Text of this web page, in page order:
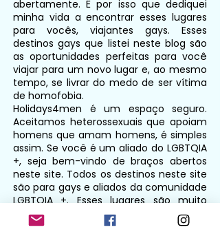
abertamente. É por isso que dediquei
minha vida a encontrar esses lugares
para vocês, viajantes gays. Esses
destinos gays que listei neste blog são
as oportunidades perfeitas para você
viajar para um novo lugar e, ao mesmo
tempo, se livrar do medo de ser vítima
de homofobia.
Holidays4men é um espaço seguro.
Aceitamos heterossexuais que apoiam
homens que amam homens, é simples
assim. Se você é um aliado do LGBTQIA
+, seja bem-vindo de braços abertos
neste site. Todos os destinos neste site
são para gays e aliados da comunidade
LGBTQIA +. Esses lugares são muito
abertos.
Holidays4men não discrimina ninguém.